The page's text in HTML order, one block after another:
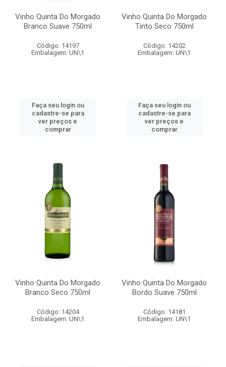
Vinho Quinta Do Morgado
Branco Suave 750ml
Código: 14197
Embalagem: UN\1
Faça seu login ou
cadastre-se para
ver preços e
comprar
Vinho Quinta Do Morgado
Tinto Seco 750ml
Código: 14202
Embalagem: UN\1
Faça seu login ou
cadastre-se para
ver preços e
comprar
Vinho Quinta Do Morgado
Branco Seco 750ml
Código: 14204
Embalagem: UN\1
Vinho Quinta Do Morgado
Bordo Suave 750ml
Código: 14181
Embalagem: UN\1